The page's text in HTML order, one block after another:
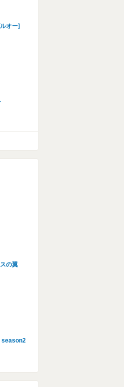
オー]
の翼
season2